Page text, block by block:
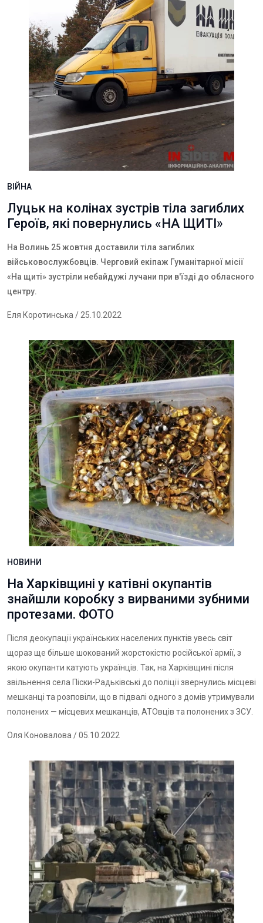
ВІЙНА
Луцьк на колінах зустрів тіла загиблих
Героїв, які повернулись «НА ЩИТІ»
На Волинь 25 жовтня доставили тіла загиблих
військовослужбовців. Черговий екіпаж Гуманітарної місії
«На щиті» зустріли небайдужі лучани при в'їзді до обласного
центру.
Еля Коротинська / 25.10.2022
НОВИНИ
На Харківщині у катівні окупантів
знайшли коробку з вирваними зубними
протезами. ФОТО
Після деокупації українських населених пунктів увесь світ
щораз ще більше шокований жорстокістю російської армії, з
якою окупанти катують українців. Так, на Харківщині після
звільнення села Піски-Радьківські до поліції звернулись місцеві
мешканці та розповіли, що в підвалі одного з домів утримували
полонених — місцевих мешканців, АТОвців та полонених з ЗСУ.
Оля Коновалова / 05.10.2022